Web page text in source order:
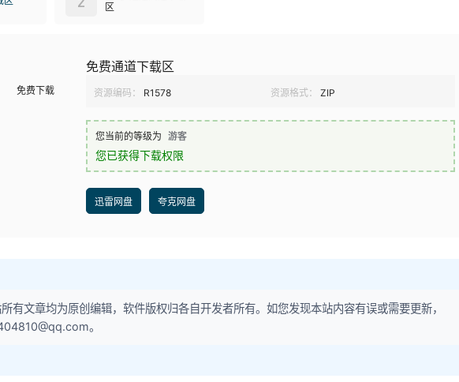
区
免费下载
免费通道下载区
资源编码： R1578 资源格式： ZIP
您当前的等级为 游客
您已获得下载权限
迅雷网盘 夸克网盘
有文章均为原创编辑，软件版权归各自开发者所有。如您发现本站内容有误或需要更新，
。